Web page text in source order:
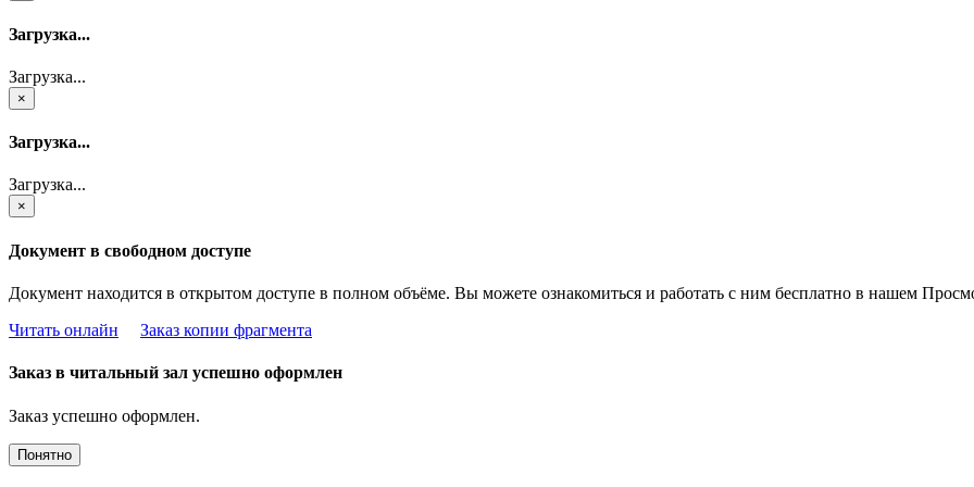
Загрузка...
Загрузка...
×
Загрузка...
Загрузка...
×
Документ в свободном доступе
Документ находится в открытом доступе в полном объёме. Вы можете ознакомиться и работать с ним бесплатно в нашем
Читать онлайн
Заказ копии фрагмента
Заказ в читальный зал успешно оформлен
Заказ успешно оформлен.
Понятно